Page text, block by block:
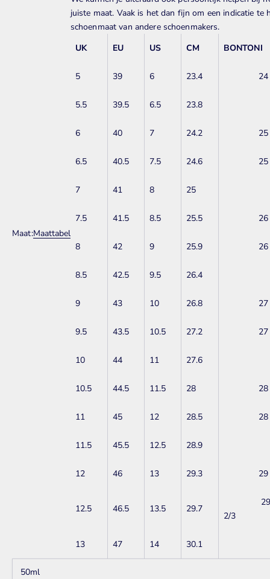
Maat:Maattabel
juiste maat. Vaak is het dan fijn om een indicatie te
schoenmaat van andere schoenmakers.
UK
EU US CM BONTONI
5 39 6 23.4
5.5 39.5 6.5 23.8
6 40 7 24.2
6.5 40.5 7.5 24.6
7 41 8 25
7.5 41.5 8.5 25.5
8 42 9 25.9
8.5 42.5 9.5 26.4
9 43 10 26.8
9.5 43.5 10.5 27.2
10 44 11 27.6
10.5 44.5 11.5 28
11 45 12 28.5
11.5 45.5 12.5 28.9
12 46 13 29.3
12.5 46.5 13.5 29.7
2/3
13 47 14 30.1
50ml